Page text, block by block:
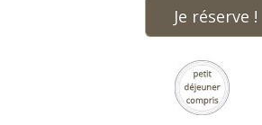
Je réserve !